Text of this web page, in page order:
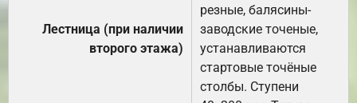
Лестница (при наличии
второго этажа)
резные, балясины-
заводские точеные,
устанавливаются
стартовые точёные
столбы. Ступени